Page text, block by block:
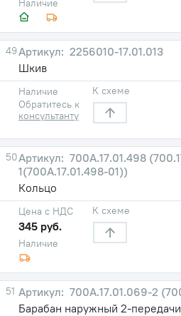
Наличие
49
2256010-17.01.013
Шкив
Наличие
Обратитесь к
консультанту
К схеме
50
700А.17.01.498
1(700А.17.01.498-01))
Кольцо
Наличие
Цена с НДС
345 руб.
К схеме
51
700А.17.01.069-2
Барабан наружный 2-